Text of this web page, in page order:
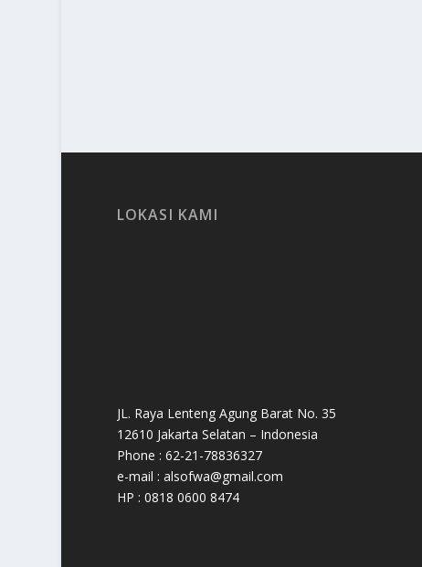
LOKASI KAMI
JL. Raya Lenteng Agung Barat No. 35
12610 Jakarta Selatan – Indonesia
Phone : 62-21-78836327
e-mail : alsofwa@gmail.com
HP : 0818 0600 8474